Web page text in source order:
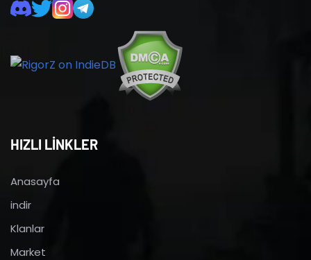
HIZLI LİNKLER
Anasayfa
indir
Klanlar
Market